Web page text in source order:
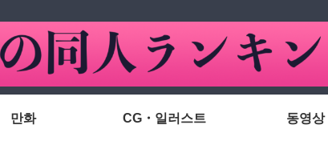
만화 CG・일러스트 동영상